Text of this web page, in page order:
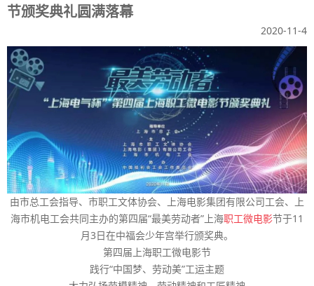
节颁奖典礼圆满落幕
2020-11-4
由市总工会指导、市职工文体协会、上海电影集团有限公司工会、上
海市机电工会共同主办的第四届“最美劳动者”上海职工微电影节于11
月3日在中福会少年宫举行颁奖典。
第四届上海职工微电影节
践行“中国梦、劳动美”工运主题